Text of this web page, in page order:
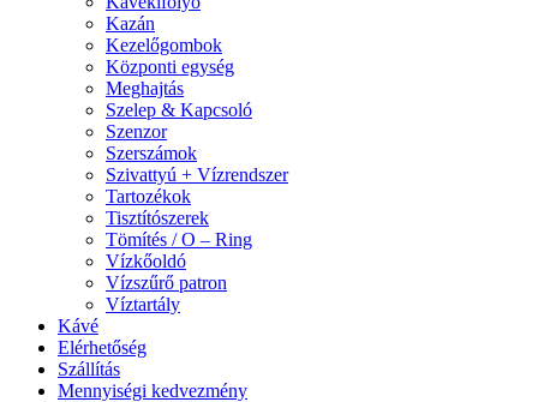
Kazán
Kezelőgombok
Központi egység
Meghajtás
Szelep & Kapcsoló
Szenzor
Szerszámok
Szivattyú + Vízrendszer
Tartozékok
Tisztítószerek
Tömítés / O – Ring
Vízkőoldó
Vízszűrő patron
Víztartály
Kávé
Elérhetőség
Szállítás
Mennyiségi kedvezmény